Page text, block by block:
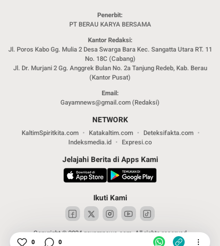
Penerbit:
PT BERAU KARYA BERSAMA
Kantor Redaksi:
Jl. Poros Kabo Gg. Mulia 2 Desa Swarga Bara Kec. Sangatta Utara RT. 11
No. 18C (Cabang)
Jl. Dr. Murjani 2 Gg. Anggrek Bulan No. 2a Tanjung Redeb, Kab. Berau
(Kantor Pusat)
Email:
Gayamnews@gmail.com (Redaksi)
NETWORK
KaltimSpiritkita.com Katakaltim.com
Deteksifakta.com
Indeksmedia.id
Expresi.co
Jelajahi Berita di Apps Kami
Ikuti Kami
Copyright © 2024 gayamnews.com. All rights reserved
0 0